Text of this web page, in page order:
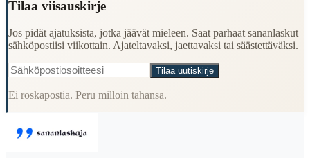
Tilaa viisauskirje
Jos pidät ajatuksista, jotka jäävät mieleen. Saat parhaat sananlaskut
sähköpostiisi viikottain. Ajateltavaksi, jaettavaksi tai säästettäväksi.
Tilaa uutiskirje
Ei roskapostia. Peru milloin tahansa.